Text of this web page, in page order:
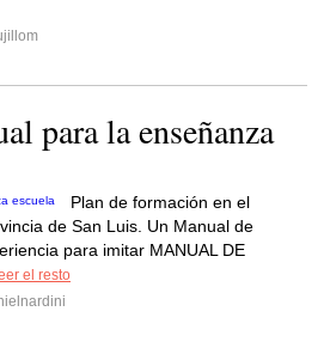
para la enseñanza
Plan de formación en el
de San Luis. Un Manual de
para imitar MANUAL DE
el resto